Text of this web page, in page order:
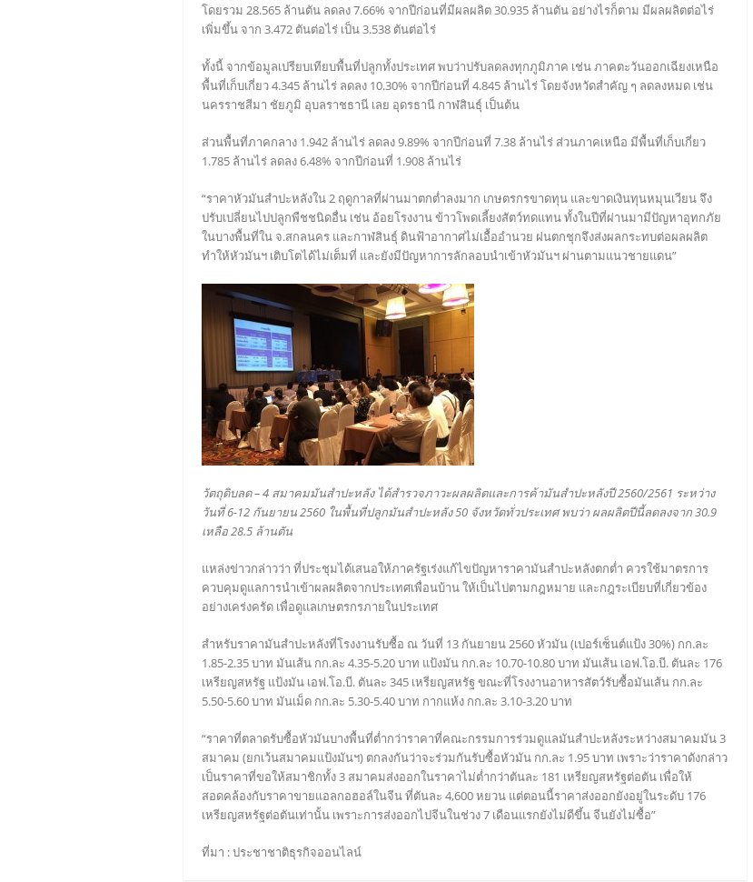
โดยรวม 28.565 ล้านตัน ลดลง 7.66% จากปีก่อนที่มีผลผลิต 30.935 ล้านตัน อย่างไรก็ตาม มีผลผลิตต่อไร่
เพิ่มขึ้น จาก 3.472 ตันต่อไร่ เป็น 3.538 ตันต่อไร่
ทั้งนี้ จากข้อมูลเปรียบเทียบพื้นที่ปลูกทั้งประเทศ พบว่าปรับลดลงทุกภูมิภาค เช่น ภาคตะวันออกเฉียงเหนือ
พื้นที่เก็บเกี่ยว 4.345 ล้านไร่ ลดลง 10.30% จากปีก่อนที่ 4.845 ล้านไร่ โดยจังหวัดสำคัญ ๆ ลดลงหมด เช่น
นครราชสีมา ชัยภูมิ อุบลราชธานี เลย อุดรธานี กาฬสินธุ์ เป็นต้น
ส่วนพื้นที่ภาคกลาง 1.942 ล้านไร่ ลดลง 9.89% จากปีก่อนที่ 7.38 ล้านไร่ ส่วนภาคเหนือ มีพื้นที่เก็บเกี่ยว
1.785 ล้านไร่ ลดลง 6.48% จากปีก่อนที่ 1.908 ล้านไร่
“ราคาหัวมันสำปะหลังใน 2 ฤดูกาลที่ผ่านมาตกต่ำลงมาก เกษตรกรขาดทุน และขาดเงินทุนหมุนเวียน จึง
ปรับเปลี่ยนไปปลูกพืชชนิดอื่น เช่น อ้อยโรงงาน ข้าวโพดเลี้ยงสัตว์ทดแทน ทั้งในปีที่ผ่านมามีปัญหาอุทกภัย
ในบางพื้นที่ใน จ.สกลนคร และกาฬสินธุ์ ดินฟ้าอากาศไม่เอื้ออำนวย ฝนตกชุกจึงส่งผลกระทบต่อผลผลิต
ทำให้หัวมันฯ เติบโตได้ไม่เต็มที่ และยังมีปัญหาการลักลอบนำเข้าหัวมันฯ ผ่านตามแนวชายแดน”
วัตถุดิบลด – 4 สมาคมมันสำปะหลัง ได้สำรวจภาวะผลผลิตและการค้ามันสำปะหลังปี 2560/2561 ระหว่าง
วันที่ 6-12 กันยายน 2560 ในพื้นที่ปลูกมันสำปะหลัง 50 จังหวัดทั่วประเทศ พบว่า ผลผลิตปีนี้ลดลงจาก 30.9
เหลือ 28.5 ล้านตัน
แหล่งข่าวกล่าวว่า ที่ประชุมได้เสนอให้ภาครัฐเร่งแก้ไขปัญหาราคามันสำปะหลังตกต่ำ ควรใช้มาตรการ
ควบคุมดูแลการนำเข้าผลผลิตจากประเทศเพื่อนบ้าน ให้เป็นไปตามกฎหมาย และกฎระเบียบที่เกี่ยวข้อง
อย่างเคร่งครัด เพื่อดูแลเกษตรกรภายในประเทศ
สำหรับราคามันสำปะหลังที่โรงงานรับซื้อ ณ วันที่ 13 กันยายน 2560 หัวมัน (เปอร์เซ็นต์แป้ง 30%) กก.ละ
1.85-2.35 บาท มันเส้น กก.ละ 4.35-5.20 บาท แป้งมัน กก.ละ 10.70-10.80 บาท มันเส้น เอฟ.โอ.บี. ตันละ 176
เหรียญสหรัฐ แป้งมัน เอฟ.โอ.บี. ตันละ 345 เหรียญสหรัฐ ขณะที่โรงงานอาหารสัตว์รับซื้อมันเส้น กก.ละ
5.50-5.60 บาท มันเม็ด กก.ละ 5.30-5.40 บาท กากแห้ง กก.ละ 3.10-3.20 บาท
“ราคาที่ตลาดรับซื้อหัวมันบางพื้นที่ต่ำกว่าราคาที่คณะกรรมการร่วมดูแลมันสำปะหลังระหว่างสมาคมมัน 3
สมาคม (ยกเว้นสมาคมแป้งมันฯ) ตกลงกันว่าจะร่วมกันรับซื้อหัวมัน กก.ละ 1.95 บาท เพราะว่าราคาดังกล่าว
เป็นราคาที่ขอให้สมาชิกทั้ง 3 สมาคมส่งออกในราคาไม่ต่ำกว่าตันละ 181 เหรียญสหรัฐต่อตัน เพื่อให้
สอดคล้องกับราคาขายแอลกอฮอล์ในจีน ที่ตันละ 4,600 หยวน แต่ตอนนี้ราคาส่งออกยังอยู่ในระดับ 176
เหรียญสหรัฐต่อตันเท่านั้น เพราะการส่งออกไปจีนในช่วง 7 เดือนแรกยังไม่ดีขึ้น จีนยังไม่ซื้อ”
ที่มา : ประชาชาติธุรกิจออนไลน์